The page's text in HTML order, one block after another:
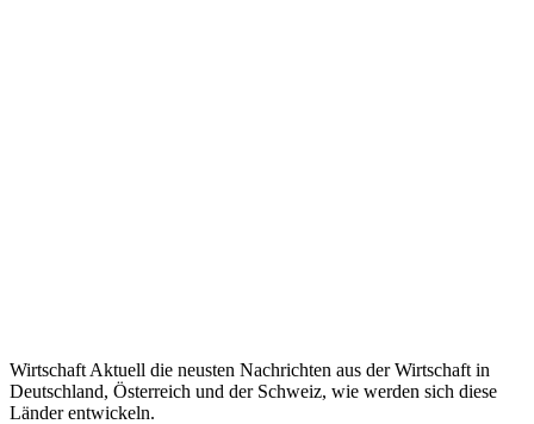
Wirtschaft Aktuell die neusten Nachrichten aus der Wirtschaft in
Deutschland, Österreich und der Schweiz, wie werden sich diese
Länder entwickeln.